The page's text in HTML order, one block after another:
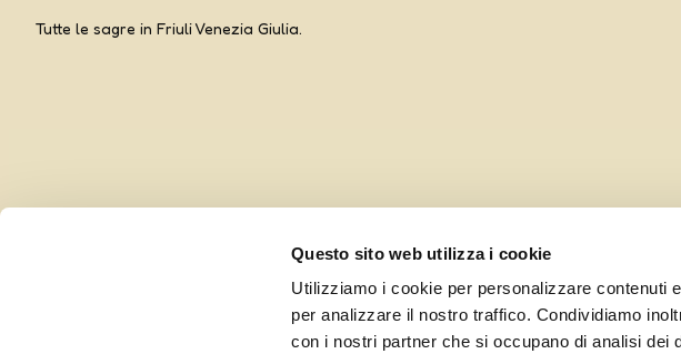
Questo sito web utilizza i cookie
Utilizziamo i cookie per personalizzare contenuti
per analizzare il nostro traffico. Condividiamo
con i nostri partner che si occupano di analisi dei
Tutte le sagre in Friuli Venezia Giulia.